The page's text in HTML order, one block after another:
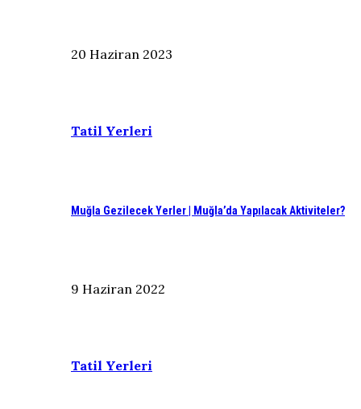
20 Haziran 2023
Tatil Yerleri
Muğla Gezilecek Yerler | Muğla’da Yapılacak Aktiviteler?
9 Haziran 2022
Tatil Yerleri